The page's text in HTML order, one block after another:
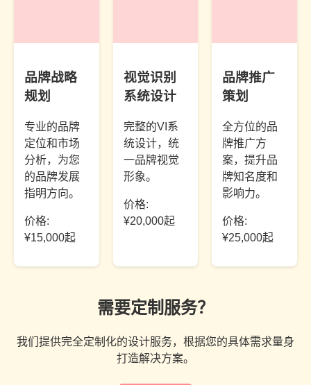
品牌战略
规划
专业的品牌
定位和市场
分析，为您
的品牌发展
指明方向。
价格:
¥15,000起
视觉识别
系统设计
完整的VI系
统设计，统
一品牌视觉
形象。
价格:
¥20,000起
品牌推广
策划
全方位的品
牌推广方
案，提升品
牌知名度和
影响力。
价格:
¥25,000起
需要定制服务？
我们提供完全定制化的设计服务，根据您的具体需求量身
打造解决方案。